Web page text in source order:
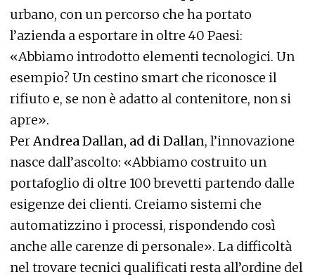
urbano, con un percorso che ha portato
l’azienda a esportare in oltre 40 Paesi:
«Abbiamo introdotto elementi tecnologici. Un
esempio? Un cestino smart che riconosce il
rifiuto e, se non è adatto al contenitore, non si
apre».
PerAndrea Dallan, ad di Dallan, l’innovazione
nasce dall’ascolto: «Abbiamo costruito un
portafoglio di oltre 100 brevetti partendo dalle
esigenze dei clienti. Creiamo sistemi che
automatizzino i processi, rispondendo così
anche alle carenze di personale». La difficoltà
nel trovare tecnici qualificati resta all’ordine del